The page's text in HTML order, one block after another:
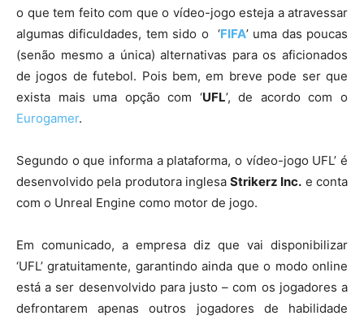
o que tem feito com que o vídeo-jogo esteja a atravessar
algumas dificuldades, tem sido o ‘FIFA’ uma das poucas
(senão mesmo a única) alternativas para os aficionados
de jogos de futebol. Pois bem, em breve pode ser que
exista mais uma opção com ‘UFL’, de acordo com o
Eurogamer.
Segundo o que informa a plataforma, o vídeo-jogo UFL’ é
desenvolvido pela produtora inglesaStrikerz Inc. e conta
com o Unreal Engine como motor de jogo.
Em comunicado, a empresa diz que vai disponibilizar
‘UFL’ gratuitamente, garantindo ainda que o modo online
está a ser desenvolvido para justo – com os jogadores a
defrontarem apenas outros jogadores de habilidade